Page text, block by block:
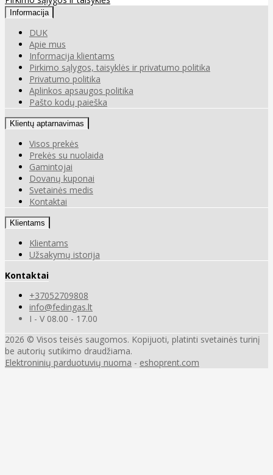
Informacija
DUK
Apie mus
Informacija klientams
Pirkimo sąlygos, taisyklės ir privatumo politika
Privatumo politika
Aplinkos apsaugos politika
Pašto kodų paieška
Klientų aptarnavimas
Visos prekės
Prekės su nuolaida
Gamintojai
Dovanų kuponai
Svetainės medis
Kontaktai
Klientams
Klientams
Užsakymų istorija
Kontaktai
+37052709808
info@fedingas.lt
I - V 08.00 - 17.00
2026 © Visos teisės saugomos. Kopijuoti, platinti svetainės turinį
be autorių sutikimo draudžiama.
Elektroninių parduotuvių nuoma - eshoprent.com